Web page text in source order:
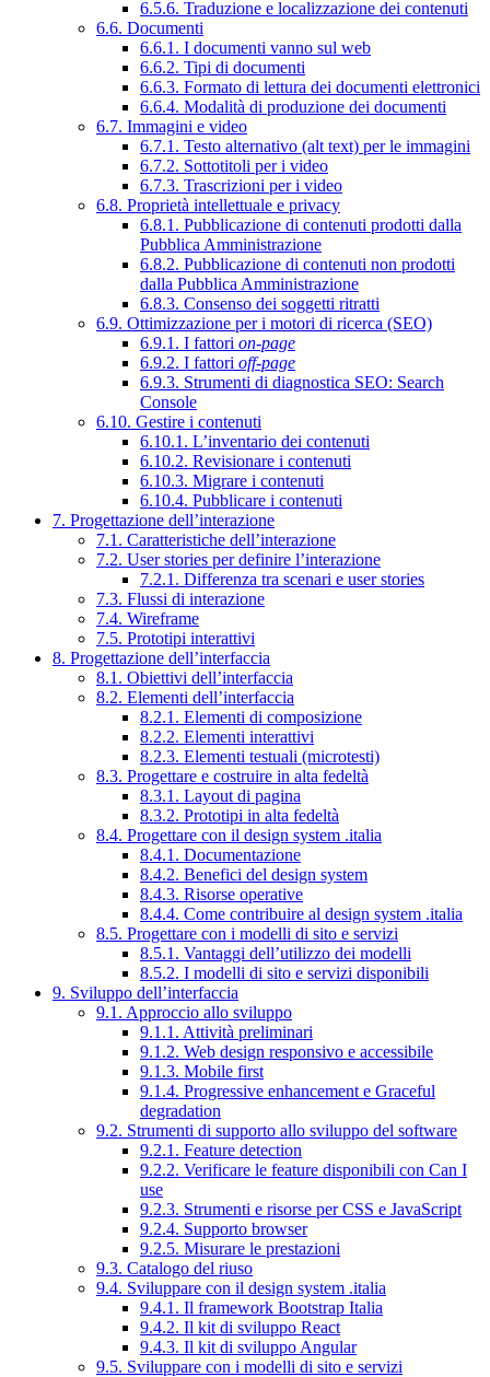
6.5.6. Traduzione e localizzazione dei contenuti
6.6. Documenti
6.6.1. I documenti vanno sul web
6.6.2. Tipi di documenti
6.6.3. Formato di lettura dei documenti elettronici
6.6.4. Modalità di produzione dei documenti
6.7. Immagini e video
6.7.1. Testo alternativo (alt text) per le immagini
6.7.2. Sottotitoli per i video
6.7.3. Trascrizioni per i video
6.8. Proprietà intellettuale e privacy
6.8.1. Pubblicazione di contenuti prodotti dalla
Pubblica Amministrazione
6.8.2. Pubblicazione di contenuti non prodotti
dalla Pubblica Amministrazione
6.8.3. Consenso dei soggetti ritratti
6.9. Ottimizzazione per i motori di ricerca (SEO)
6.9.1. I fattori on-page
6.9.2. I fattori off-page
6.9.3. Strumenti di diagnostica SEO: Search
Console
6.10. Gestire i contenuti
6.10.1. L’inventario dei contenuti
6.10.2. Revisionare i contenuti
6.10.3. Migrare i contenuti
6.10.4. Pubblicare i contenuti
7. Progettazione dell’interazione
7.1. Caratteristiche dell’interazione
7.2. User stories per definire l’interazione
7.2.1. Differenza tra scenari e user stories
7.3. Flussi di interazione
7.4. Wireframe
7.5. Prototipi interattivi
8. Progettazione dell’interfaccia
8.1. Obiettivi dell’interfaccia
8.2. Elementi dell’interfaccia
8.2.1. Elementi di composizione
8.2.2. Elementi interattivi
8.2.3. Elementi testuali (microtesti)
8.3. Progettare e costruire in alta fedeltà
8.3.1. Layout di pagina
8.3.2. Prototipi in alta fedeltà
8.4. Progettare con il design system .italia
8.4.1. Documentazione
8.4.2. Benefici del design system
8.4.3. Risorse operative
8.4.4. Come contribuire al design system .italia
8.5. Progettare con i modelli di sito e servizi
8.5.1. Vantaggi dell’utilizzo dei modelli
8.5.2. I modelli di sito e servizi disponibili
9. Sviluppo dell’interfaccia
9.1. Approccio allo sviluppo
9.1.1. Attività preliminari
9.1.2. Web design responsivo e accessibile
9.1.3. Mobile first
9.1.4. Progressive enhancement e Graceful
degradation
9.2. Strumenti di supporto allo sviluppo del software
9.2.1. Feature detection
9.2.2. Verificare le feature disponibili con Can I
use
9.2.3. Strumenti e risorse per CSS e JavaScript
9.2.4. Supporto browser
9.2.5. Misurare le prestazioni
9.3. Catalogo del riuso
9.4. Sviluppare con il design system .italia
9.4.1. Il framework Bootstrap Italia
9.4.2. Il kit di sviluppo React
9.4.3. Il kit di sviluppo Angular
9.5. Sviluppare con i modelli di sito e servizi